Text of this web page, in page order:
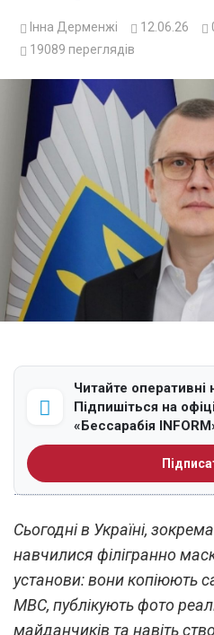
Інна Дерменжі 12.06.26
19089 переглядів
Читайте
Підпишіться на
«Бессарабія
Сьогодні в Україні,
навчилися філігранно
установи: вони копіюють
МВС, публікують фото
майданчиків та навіть